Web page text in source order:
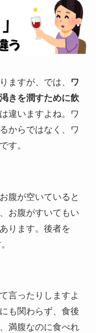
ますが、では、
ワ
きを潤すために飲
違いますよね。ワ
からではなく、ワ
す。
腹が空いていると
お腹がすいてもい
ります。後者を
言ったりしますよ
も関わらず、食後
満腹なのに食べれ